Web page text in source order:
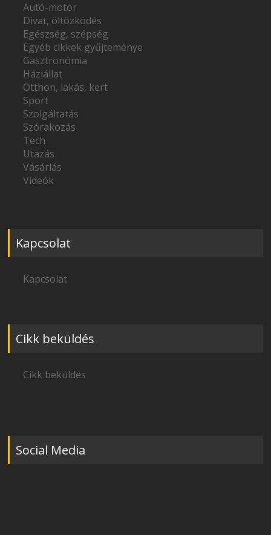
Autó-motor
Divat, öltözködés
Egészség, szépség
Egyéb cikkek gyűjteménye
Gasztronómia
Háziállat
Otthon, lakás, kert
Sport
Szolgáltatás
Szórakozás
Tech
Utazás
Vásárlás
Videók
Kapcsolat
Kapcsolat
Cikk beküldés
Cikk beküldés
Social Media